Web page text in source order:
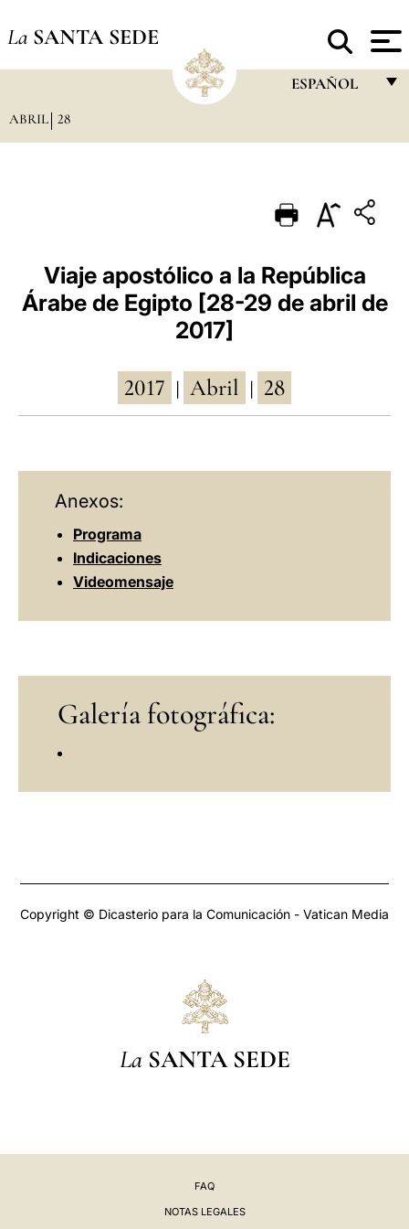
La SANTA SEDE
ESPAÑOL
PORTUGUÊS
ESPAÑOL
DEUTSCH
العربيّة
中文
ABRIL 28
Viaje apostólico a la República
Árabe de Egipto [28-29 de abril de
2017]
2017 Abril 28
Anexos:
Programa
Indicaciones
Videomensaje
Galería fotográfica:
Copyright © Dicasterio para la Comunicación - Vatican Media
La SANTA SEDE
FAQ
NOTAS LEGALES